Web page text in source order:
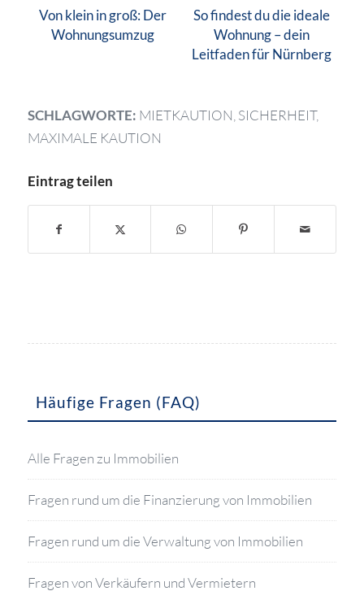
Von klein in groß: Der
Wohnungsumzug
So findest du die ideale
Wohnung – dein
Leitfaden für Nürnberg
SCHLAGWORTE: MIETKAUTION SICHERHEIT,
MAXIMALE KAUTION
Eintrag teilen
Häufige Fragen (FAQ)
Alle Fragen zu Immobilien
Fragen rund um die Finanzierung von Immobilien
Fragen rund um die Verwaltung von Immobilien
Fragen von Verkäufern und Vermietern